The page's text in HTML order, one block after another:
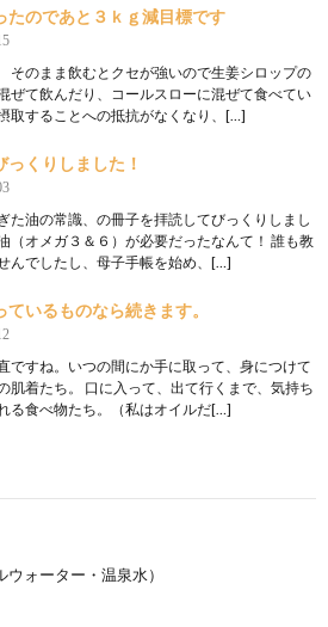
たのであと３ｋｇ減目標です
のまま飲むとクセが強いので生姜シロップの
ぜて飲んだり、コールスローに混ぜて食べてい
取することへの抵抗がなくなり、[…]
っくりしました！
た油の常識、の冊子を拝読してびっくりしまし
（オメガ３＆６）が必要だったなんて！ 誰も教
んでしたし、母子手帳を始め、[…]
ているものなら続きます。
ですね。いつの間にか手に取って、身につけて
肌着たち。 口に入って、出て行くまで、気持ち
る食べ物たち。（私はオイルだ[…]
ォーター・温泉水）